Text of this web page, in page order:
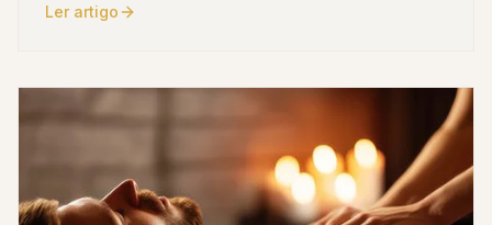
Ler artigo